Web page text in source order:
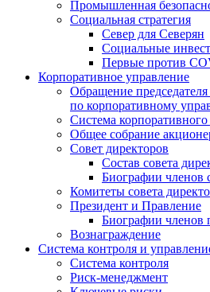
Промышленная
Социальная стратегия
Север для Северян
Социальные
Первые против
Корпоративное управление
Обращение председателя
по корпоративному
Система
Общее собрание
Совет директоров
Состав совета
Биографии членов
Комитеты совета
Президент и Правление
Биографии членов
Вознаграждение
Система контроля и
Система контроля
Риск-менеджмент